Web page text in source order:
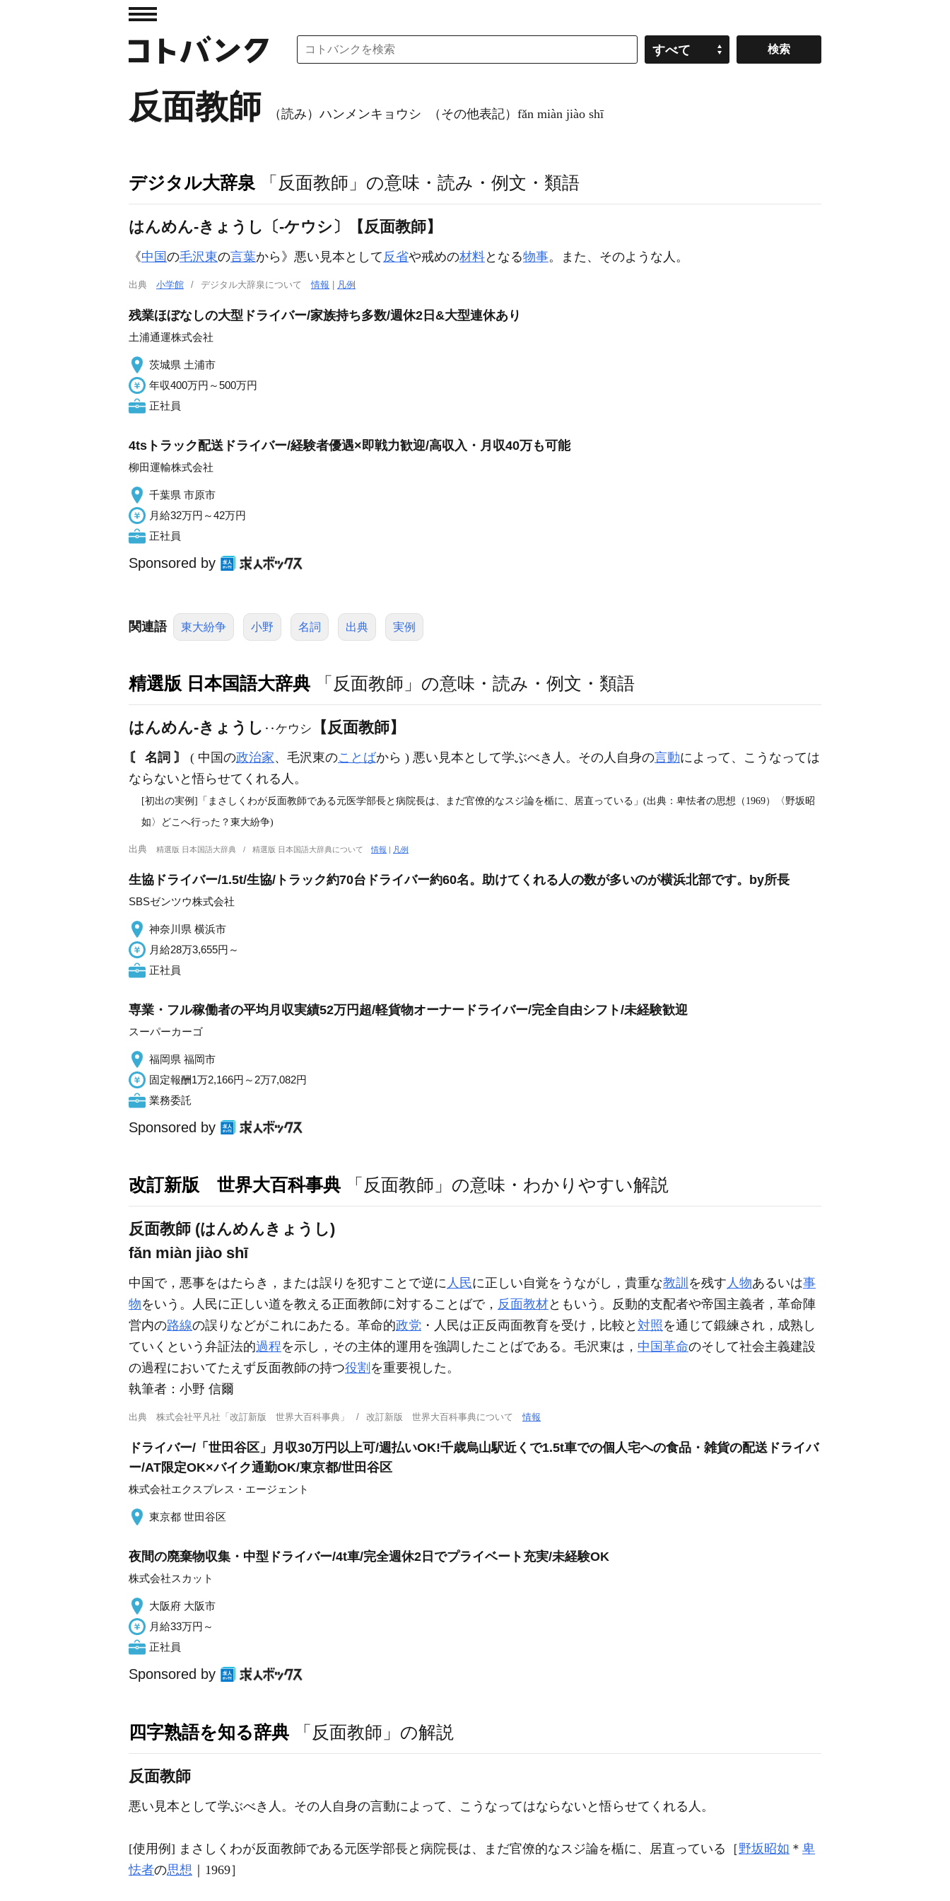
すべて
反面教師 （読み）ハンメンキョウシ （その他表記）fǎn miàn jiào shī
デジタル大辞泉 「反面教師」の意味・読み・例文・類語
はんめん‐きょうし〔‐ケウシ〕【反面教師】
《中国の毛沢東の言葉から》悪い見本として 反省や戒めの材料となる物事。また、そのような人。
出典 小学館 デジタル大辞泉について情報 凡例
残業ほぼなしの大型ドライバー/家族持ち多数/週休2日&大型連休あり
土浦通運株式会社
茨城県 土浦市
年収400万円～500万円
正社員
4tsトラック配送ドライバー/経験者優遇×即戦力歓迎/高収入・月収40万も可能
柳田運輸株式会社
千葉県 市原市
月給32万円～42万円
正社員
Sponsored by
関連語 東大紛争 小野 名詞 出典 実例
精選版 日本国語大辞典 「反面教師」の意味・読み・例文・類語
はんめん‐きょうし ‥ケウシ 【反面教師】
〘 名詞 〙 ( 中国の政治家、毛沢東のことばから ) 悪い見本として学ぶべき人。その人自身の言動によって、こうなっては
ならないと悟らせてくれる人。
[初出の実例]「まさしくわが反面教師である元医学部長と病院長は、まだ官僚的なスジ論を楯に、居直っている」(出典：卑怯者の思想（1969）〈野坂昭
如〉どこへ行った？東大紛争)
出典 精選版 日本国語大辞典 精選版 日本国語大辞典について情報 | 凡例
生協ドライバー/1.5t/生協/トラック約70台ドライバー約60名。助けてくれる人の数が多いのが横浜北部です。by所長
SBSゼンツウ株式会社
神奈川県 横浜市
月給28万3,655円～
正社員
専業・フル稼働者の平均月収実績52万円超/軽貨物オーナードライバー/完全自由シフト/未経験歓迎
スーパーカーゴ
福岡県 福岡市
固定報酬1万2,166円～2万7,082円
業務委託
Sponsored by
改訂新版 世界大百科事典 「反面教師」の意味・わかりやすい解説
反面教師 (はんめんきょうし)
fǎn miàn jiào shī
中国で，悪事をはたらき，または誤りを犯すことで逆に 人民に正しい自覚をうながし，貴重な教訓 を残す 人物あるいは事
物をいう。人民に正しい道を教える正面教師に対することばで， 反面教材ともいう。反動的支配者や帝国主義者，革命陣
営内の路線の誤りなどがこれにあたる。革命的政党 ・人民は正反両面教育を受け，比較と 対照 を通じて鍛練され，成熟し
ていくという弁証法的過程を示し，その主体的運用を強調したことばである。毛沢東は， 中国革命のそして社会主義建設
の過程においてたえず反面教師の持つ役割 を重要視した。
執筆者： 小野 信爾
出典 株式会社平凡社「改訂新版 世界大百科事典」 改訂新版 世界大百科事典について情報
ドライバー/「世田谷区」月収30万円以上可/週払いOK!千歳烏山駅近くで1.5t車での個人宅への食品・雑貨の配送ドライバ
ー/AT限定OK×バイク通勤OK/東京都/世田谷区
株式会社エクスプレス・エージェント
東京都 世田谷区
夜間の廃棄物収集・中型ドライバー/4t車/完全週休2日でプライベート充実/未経験OK
株式会社スカット
大阪府 大阪市
月給33万円～
正社員
Sponsored by
四字熟語を知る辞典 「反面教師」の解説
反面教師
悪い見本として学ぶべき人。その人自身の言動によって、こうなってはならないと悟らせてくれる人。
[使用例] まさしくわが反面教師である元医学部長と病院長は、まだ官僚的なスジ論を楯に、居直っている［野坂昭如 ＊ 卑
怯者の思想 ｜1969］